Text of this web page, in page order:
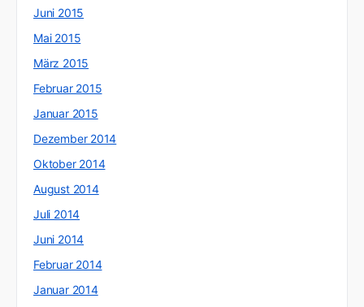
Juni 2015
Mai 2015
März 2015
Februar 2015
Januar 2015
Dezember 2014
Oktober 2014
August 2014
Juli 2014
Juni 2014
Februar 2014
Januar 2014